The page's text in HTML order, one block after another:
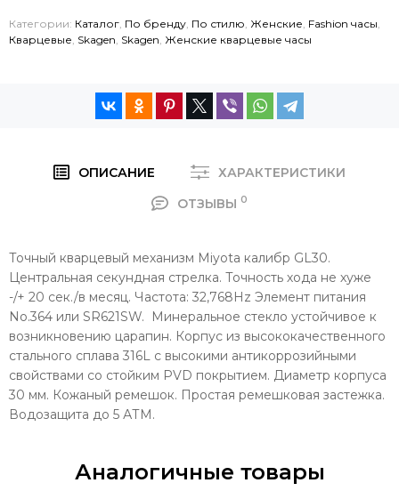
Категории: Каталог По бренду По стилю Женские Fashion часы
Кварцевые Skagen Skagen Женские кварцевые часы
ОПИСАНИЕ
ХАРАКТЕРИСТИКИ
ОТЗЫВЫ 0
Точный кварцевый механизм Miyota калибр GL30.
Центральная секундная стрелка. Точность хода не хуже
-/+ 20 сек./в месяц. Частота: 32,768Hz Элемент питания
No.364 или SR621SW. Минеральное стекло устойчивое к
возникновению царапин. Корпус из высококачественного
стального сплава 316L с высокими антикоррозийными
свойствами со стойким PVD покрытием. Диаметр корпуса
30 мм. Кожаный ремешок. Простая ремешковая застежка.
Водозащита до 5 АТМ.
Аналогичные товары